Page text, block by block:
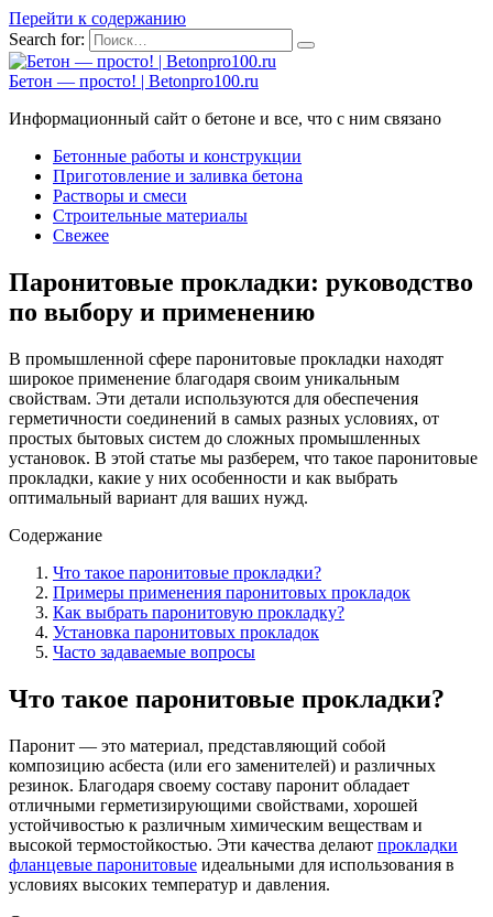
Перейти к содержанию
Search for:
Бетон — просто! | Betonpro100.ru
Информационный сайт о бетоне и все, что с ним связано
Бетонные работы и конструкции
Приготовление и заливка бетона
Растворы и смеси
Строительные материалы
Свежее
Паронитовые прокладки: руководство
по выбору и применению
В промышленной сфере паронитовые прокладки находят
широкое применение благодаря своим уникальным
свойствам. Эти детали используются для обеспечения
герметичности соединений в самых разных условиях, от
простых бытовых систем до сложных промышленных
установок. В этой статье мы разберем, что такое паронитовые
прокладки, какие у них особенности и как выбрать
оптимальный вариант для ваших нужд.
Содержание
Что такое паронитовые прокладки?
Примеры применения паронитовых прокладок
Как выбрать паронитовую прокладку?
Установка паронитовых прокладок
Часто задаваемые вопросы
Что такое паронитовые прокладки?
Паронит — это материал, представляющий собой
композицию асбеста (или его заменителей) и различных
резинок. Благодаря своему составу паронит обладает
отличными герметизирующими свойствами, хорошей
устойчивостью к различным химическим веществам и
высокой термостойкостью. Эти качества делают прокладки
фланцевые паронитовые идеальными для использования в
условиях высоких температур и давления.